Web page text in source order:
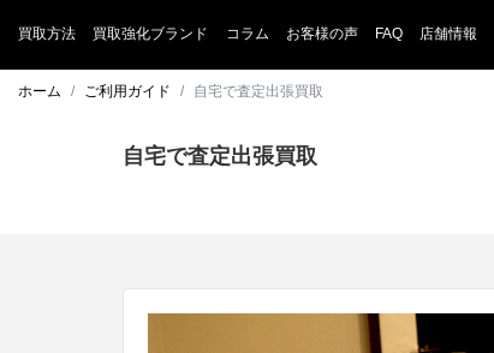
買取方法 買取強化ブランド コラム お客様の声 FAQ 店舗情報
ホーム ご利用ガイド 自宅で査定出張買取
自宅で査定出張買取